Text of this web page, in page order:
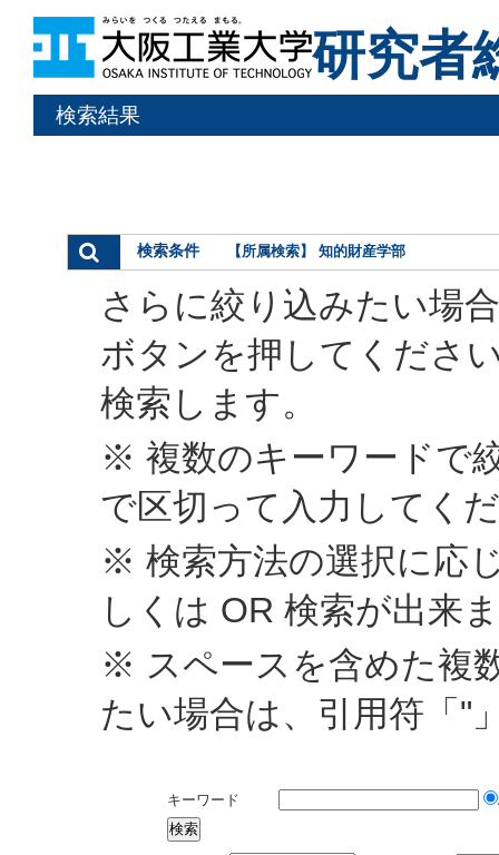
研究者
検索結果
検索条件 【所属検索】 知的財産学部
さらに絞り込みたい場
ボタンを押してくださ
検索します。
※ 複数のキーワードで
で区切って入力してく
※ 検索方法の選択に応
しくは OR 検索が出来
※ スペースを含めた複
たい場合は、引用符「"
キーワード